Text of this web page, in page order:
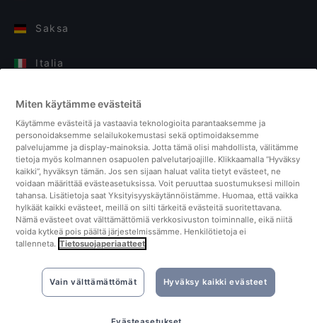
Saksa
Italia
Suomi
Yhdistyneet kuningaskunnat
Turkki
Alankomaat
Singapore
Miten käytämme evästeitä
Käytämme evästeitä ja vastaavia teknologioita parantaaksemme ja
personoidaksemme selailukokemustasi sekä optimoidaksemme
palvelujamme ja display-mainoksia. Jotta tämä olisi mahdollista, välitämme
tietoja myös kolmannen osapuolen palvelutarjoajille. Klikkaamalla “Hyväksy
kaikki”, hyväksyn tämän. Jos sen sijaan haluat valita tietyt evästeet, ne
voidaan määrittää evästeasetuksissa. Voit peruuttaa suostumuksesi milloin
tahansa. Lisätietoja saat Yksityisyyskäytännöistämme. Huomaa, että vaikka
hylkäät kaikki evästeet, meillä on silti tärkeitä evästeitä suoritettavana.
Nämä evästeet ovat välttämättömiä verkkosivuston toiminnalle, eikä niitä
voida kytkeä pois päältä järjestelmissämme. Henkilötietoja ei
tallenneta. Tietosuojaperiaatteet
Vain välttämättömät Hyväksy kaikki evästeet